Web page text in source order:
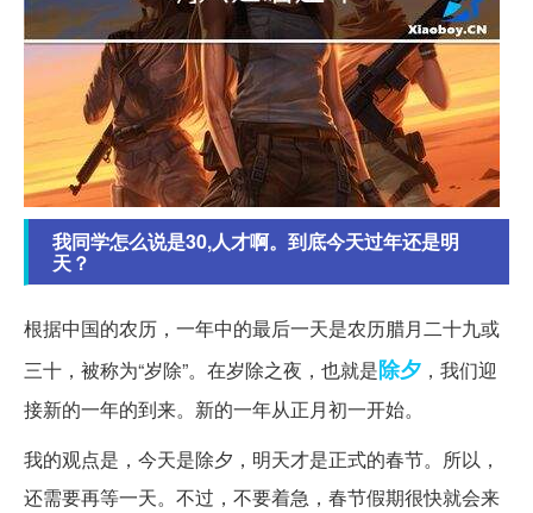
我同学怎么说是30,人才啊。到底今天过年还是明
天？
根据中国的农历，一年中的最后一天是农历腊月二十九或
三十，被称为“岁除”。在岁除之夜，也就是除夕 ，我们迎
接新的一年的到来。新的一年从正月初一开始。
我的观点是，今天是除夕，明天才是正式的春节。所以，
还需要再等一天。不过，不要着急，春节假期很快就会来